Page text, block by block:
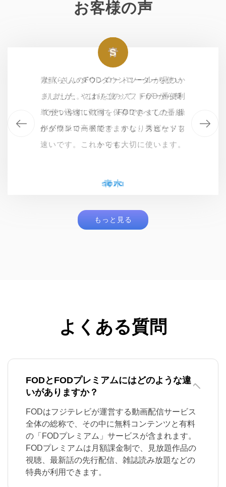
お客様の声
S
素晴らしいダウンロードツールが見つか
りました。これを使って、FODから簡
単かつ迅速に動画を保存できました。操
作が簡単で高機能で、かなり秀逸なソフ
トです。
sora
ハ
いつもFODで人気のドラマとバラエテ
ィを視聴します。このFODダウンロー
ダーはFODのすべての動画を高画質で
ダウンロードできます。最高です
わ！！！
ハラダ
青
たくさんのFODダウンローダーを使い
ましたが、やはりこのソフトが一番便利
で使いやすいです。 FODすべての番組
がダウンロードできますし、スピードも
速いです。これからも大切に使います。
青木
S
素晴らしいダウンロードツールが見つか
りました。これを使って、FODから簡
単かつ迅速に動画を保存できました。操
作が簡単で高機能で、かなり秀逸なソフ
トです。
sora
もっと見る
よくある質問
FODとFODプレミアムにはどのような違
いがありますか？
FODはフジテレビが運営する動画配信サービス
全体の総称で、その中に無料コンテンツと有料
の「FODプレミアム」サービスが含まれます。
FODプレミアムは月額課金制で、見放題作品の
視聴、最新話の先行配信、雑誌読み放題などの
特典が利用できます。